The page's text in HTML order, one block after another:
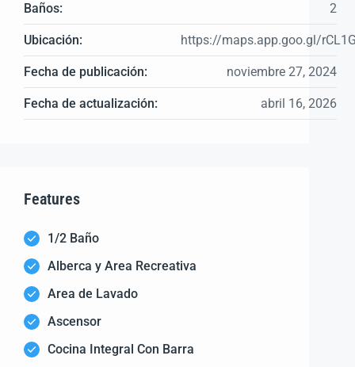
Baños: 2
Ubicación: https://maps.app.goo.gl/
Fecha de publicación: noviembre 27, 2024
Fecha de actualización: abril 16, 2026
Features
1/2 Baño
Alberca y Area Recreativa
Area de Lavado
Ascensor
Cocina Integral Con Barra